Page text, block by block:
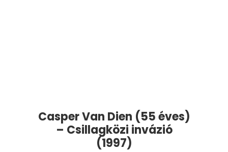
Casper Van Dien (55 éves)
– Csillagközi invázió
(1997)